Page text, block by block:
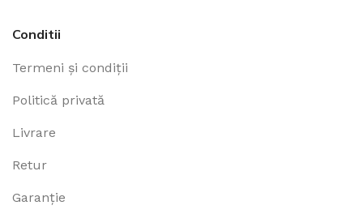
Conditii
Termeni și condiții
Politică privată
Livrare
Retur
Garanție